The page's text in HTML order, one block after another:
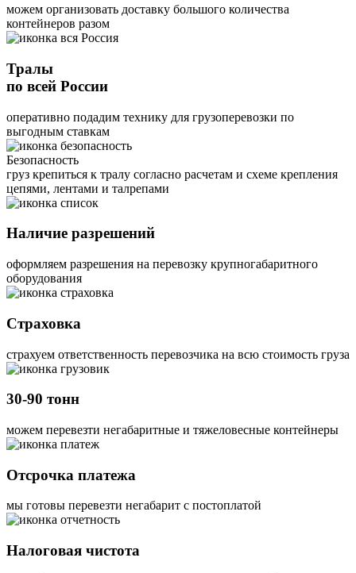
можем организовать доставку большого количества
контейнеров разом
Тралы
по всей России
оперативно подадим технику для грузоперевозки по
выгодным ставкам
Безопасность
груз крепиться к тралу согласно расчетам и схеме крепления
цепями, лентами и талрепами
Наличие разрешений
оформляем разрешения на перевозку крупногабаритного
оборудования
Страховка
страхуем ответственность перевозчика на всю стоимость груза
30-90 тонн
можем перевезти негабаритные и тяжеловесные контейнеры
Отсрочка платежа
мы готовы перевезти негабарит с постоплатой
Налоговая чистота